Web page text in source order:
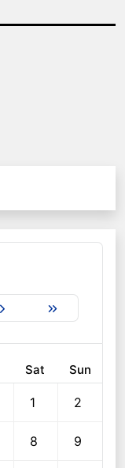
Sat Sun
1 2
8 9